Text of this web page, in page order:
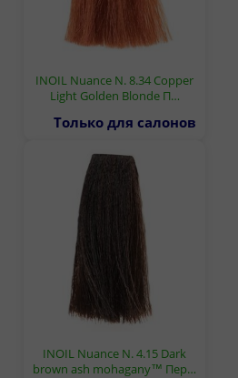
INOIL Nuance N. 8.34 Copper
Light Golden Blonde П…
Только для салонов
INOIL Nuance N. 4.15 Dark
brown ash mohagany™ Пер…